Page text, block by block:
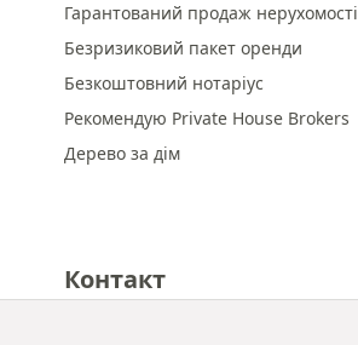
Гарантований продаж нерухомості
Безризиковий пакет оренди
Безкоштовний нотаріус
Рекомендую Private House Brokers
Дерево за дім
Контакт